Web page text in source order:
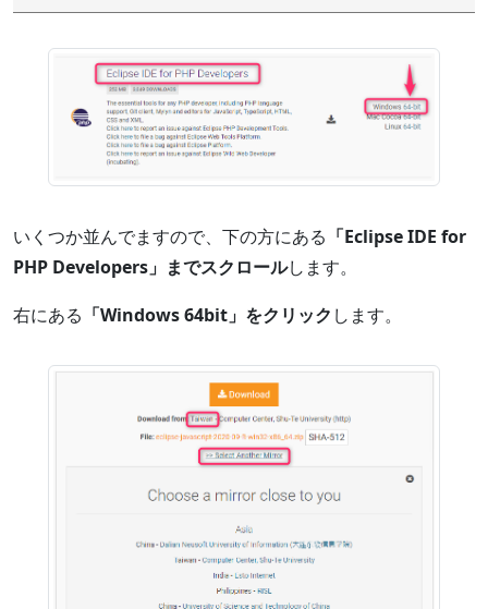
いくつか並んでますので、下の方にある 「Eclipse IDE for
PHP Developers」までスクロールします。
右にある 「Windows 64bit」をクリック します。